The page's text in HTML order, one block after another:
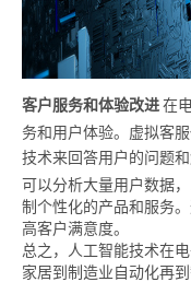
客户服务和体验改进在
务和用户体验。虚拟客
技术来回答用户的问题
可以分析大量用户数据
制个性化的产品和服务
高客户满意度。
总之，人工智能技术在
家居到制造业自动化再